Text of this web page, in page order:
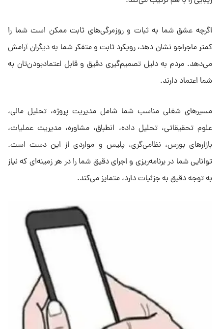
اگرچه عشق شما به ثبات و روزمرگی‌های ثابت ممکن است شما را
کمتر ماجراجو نشان دهد، رویکرد ثابت و متفکر شما به دیگران آرامش
می‌دهد. مردم به دلیل تصمیم‌گیری دقیق و قابل اعتماد‌بودن‌تان به
شما اعتماد دارند.
مسیرهای شغلی مناسب شما شامل مدیریت پروژه، تحلیل مالی،
علوم تحقیقاتی، تحلیل داده، انطباق، مشاوره، مدیریت عملیات،
بازارهای بورس، نظامی‌گری، پلیس و مواردی از این دست است.
توانایی شما در برنامه‌ریزی و اجرای دقیق شما را در هر زمینه‌ای که نیاز
به توجه دقیق به جزئیات دارد، متمایز می‌کند.